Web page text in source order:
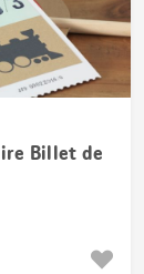
Billet de